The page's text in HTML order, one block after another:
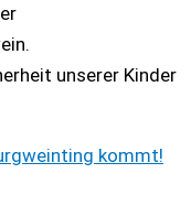
unserer Kinder
kommt!